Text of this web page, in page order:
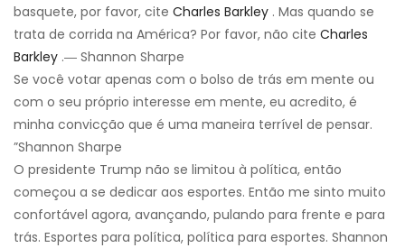
basquete, por favor, cite Charles Barkley . Mas quando se
trata de corrida na América? Por favor, não cite Charles
Barkley .― Shannon Sharpe
Se você votar apenas com o bolso de trás em mente ou
com o seu próprio interesse em mente, eu acredito, é
minha convicção que é uma maneira terrível de pensar.
”Shannon Sharpe
O presidente Trump não se limitou à política, então
começou a se dedicar aos esportes. Então me sinto muito
confortável agora, avançando, pulando para frente e para
trás. Esportes para política, política para esportes. Shannon